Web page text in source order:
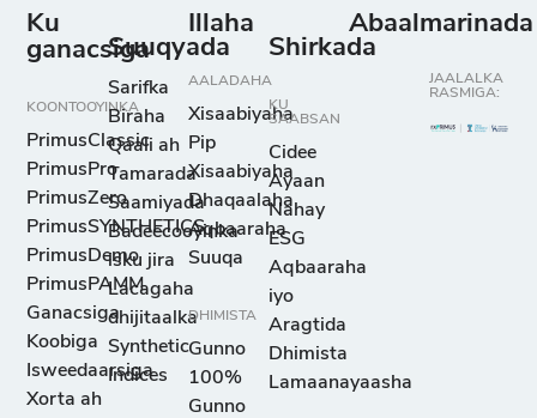
Ku
ganacsiga
KOONTOOYINKA
PrimusClassic
PrimusPro
PrimusZero
PrimusSYNTHETICS
PrimusDemo
PrimusPAMM
Ganacsiga
Koobiga
Isweedaarsiga
Xorta ah
Suuqyada
Sarifka
Biraha
Qaali ah
Tamarada
Saamiyada
Badeecooyinka
isku jira
Lacagaha
dhijitaalka
Synthetic
Indices
Illaha
AALADAHA
Xisaabiyaha
Pip
Xisaabiyaha
Dhaqaalaha
Aqbaaraha
Suuqa
DHIMISTA
Gunno
100%
Gunno
Shirkada
KU
SAABSAN
Cidee
Ayaan
Nahay
ESG
Aqbaaraha
iyo
Aragtida
Dhimista
Lamaanayaasha
Abaalmarinada
JAALALKA
RASMIGA: